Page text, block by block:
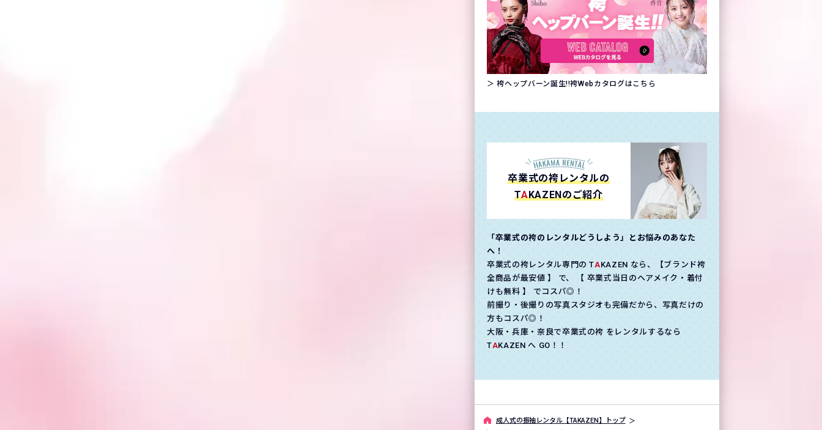
＞ 袴ヘップバーン誕生!!袴Webカタログはこちら
卒業式の袴レンタルの
TAKAZENのご紹介
「卒業式の袴のレンタルどうしよう」とお悩みのあなた
へ！
卒業式の袴レンタル専門の TAKAZEN なら、【ブランド袴
全商品が最安値 】 で、 【 卒業式当日のヘアメイク・着付
けも無料 】 でコスパ◎！
前撮り・後撮りの写真スタジオも完備だから、写真だけの
方もコスパ◎！
大阪・兵庫・奈良で卒業式の袴 をレンタルするなら
TAKAZEN へ GO！！
成⼈式の振袖レンタル【TAKAZEN】トップ